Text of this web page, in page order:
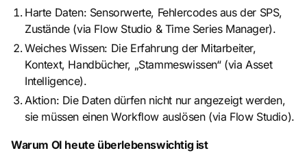
Harte Daten: Sensorwerte, Fehlercodes aus der SPS,
Zustände (via Flow Studio & Time Series Manager).
Weiches Wissen: Die Erfahrung der Mitarbeiter,
Kontext, Handbücher, „Stammeswissen“ (via Asset
Intelligence).
Aktion: Die Daten dürfen nicht nur angezeigt werden,
sie müssen einen Workflow auslösen (via Flow Studio).
Warum OI heute überlebenswichtig ist